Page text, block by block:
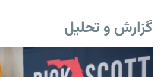
گزارش و تحلیل